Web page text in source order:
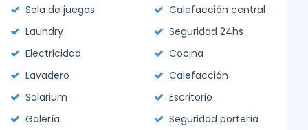
Sala de juegos
Calefacción central
Laundry
Seguridad 24hs
Electricidad
Cocina
Lavadero
Calefacción
Solarium
Escritorio
Galería
Seguridad portería